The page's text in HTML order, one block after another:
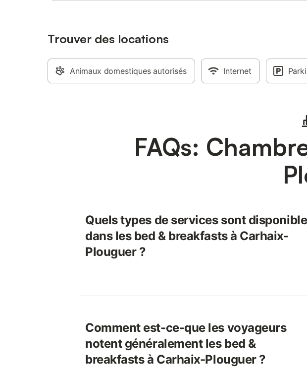
Trouver des locations
Animaux domestiques autorisés Internet
FAQs:
Quels types de services sont
dans les bed & breakfasts à Carhaix-
Plouguer ?
Comment est-ce-que les voyageurs
notent généralement les bed &
breakfasts à Carhaix-Plouguer ?